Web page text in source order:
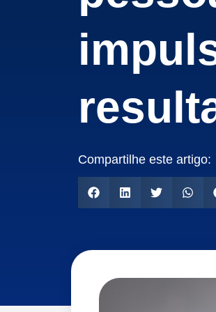
Compartilhe este artigo: